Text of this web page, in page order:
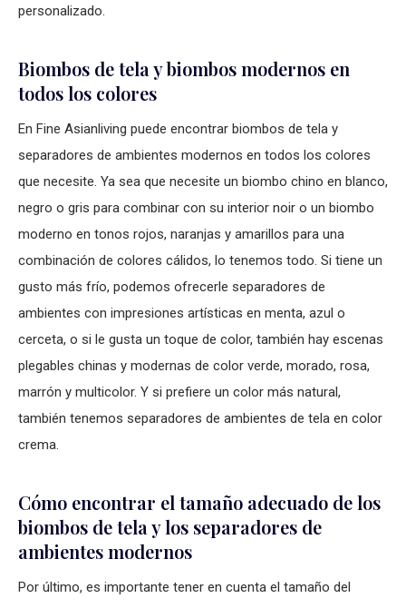
personalizado.
Biombos de tela y biombos modernos en
todos los colores
En Fine Asianliving puede encontrar biombos de tela y
separadores de ambientes modernos en todos los colores
que necesite. Ya sea que necesite un biombo chino en blanco,
negro o gris para combinar con su interior noir o un biombo
moderno en tonos rojos, naranjas y amarillos para una
combinación de colores cálidos, lo tenemos todo. Si tiene un
gusto más frío, podemos ofrecerle separadores de
ambientes con impresiones artísticas en menta, azul o
cerceta, o si le gusta un toque de color, también hay escenas
plegables chinas y modernas de color verde, morado, rosa,
marrón y multicolor. Y si prefiere un color más natural,
también tenemos separadores de ambientes de tela en color
crema.
Cómo encontrar el tamaño adecuado de los
biombos de tela y los separadores de
ambientes modernos
Por último, es importante tener en cuenta el tamaño del